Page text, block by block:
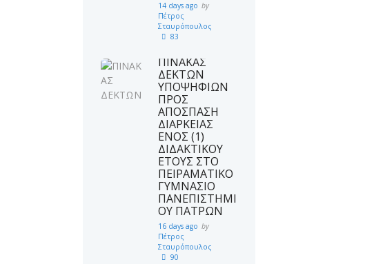
14 days ago by
Πέτρος
Σταυρόπουλος
83
ΠΙΝΑΚΑΣ
ΔΕΚΤΩΝ
ΥΠΟΨΗΦΙΩΝ
ΠΡΟΣ
ΑΠΟΣΠΑΣΗ
ΔΙΑΡΚΕΙΑΣ
ΕΝΟΣ (1)
ΔΙΔΑΚΤΙΚΟΥ
ΕΤΟΥΣ ΣΤΟ
ΠΕΙΡΑΜΑΤΙΚΟ
ΓΥΜΝΑΣΙΟ
ΠΑΝΕΠΙΣΤΗΜΙ
ΟΥ ΠΑΤΡΩΝ
16 days ago by
Πέτρος
Σταυρόπουλος
90